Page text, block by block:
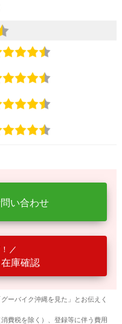
問い合わせ
在庫確認
ーバイク沖縄を見た」とお伝えく
費税を除く）、登録等に伴う費用